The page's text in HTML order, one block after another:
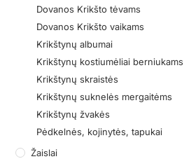
Dovanos Krikšto tėvams
Dovanos Krikšto vaikams
Krikštynų albumai
Krikštynų kostiumėliai berniukams
Krikštynų skraistės
Krikštynų suknelės mergaitėms
Krikštynų žvakės
Pėdkelnės, kojinytės, tapukai
Žaislai